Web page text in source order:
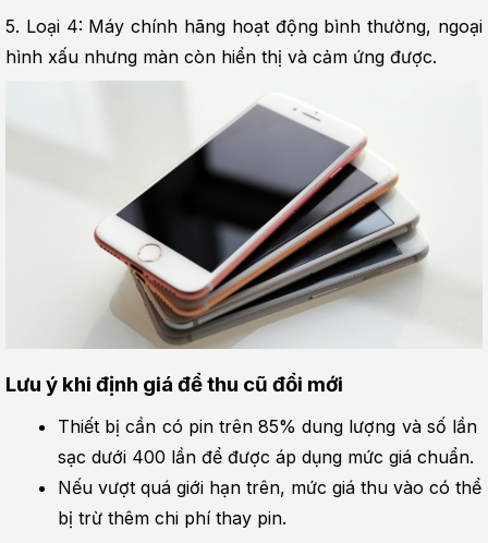
5. Loại 4: Máy chính hãng hoạt động bình thường, ngoại
hình xấu nhưng màn còn hiển thị và cảm ứng được.
Lưu ý khi định giá để thu cũ đổi mới
Thiết bị cần có pin trên 85% dung lượng và số lần
sạc dưới 400 lần để được áp dụng mức giá chuẩn.
Nếu vượt quá giới hạn trên, mức giá thu vào có thể
bị trừ thêm chi phí thay pin.